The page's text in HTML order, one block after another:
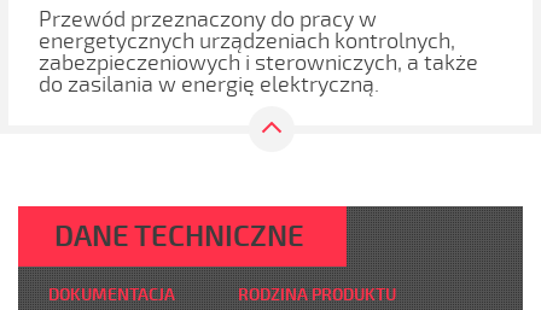
Przewód przeznaczony do pracy w
energetycznych urządzeniach kontrolnych,
zabezpieczeniowych i sterowniczych, a także
do zasilania w energię elektryczną.
DANE TECHNICZNE
DOKUMENTACJA RODZINA PRODUKTU